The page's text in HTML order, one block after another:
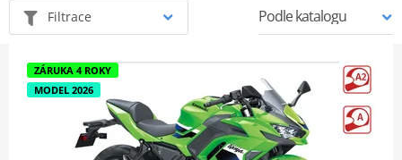
Filtrace
ZÁRUKA 4 ROKY
MODEL 2026